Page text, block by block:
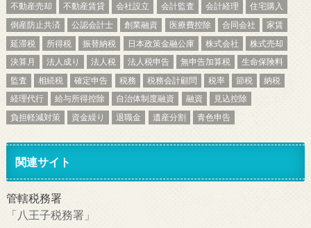
不動産売却
不動産賃貸 会社設立 会計監査 会計経理
住宅購入
倒産防止共済
公認会計士 創業融資 医療費控除 合同会社
家賃
延滞税
所得税 振替納税 日本政策金融公庫 株式会社
株式売却
決算月
法人成り 法人税 法人税申告 無申告加算税
生命保険料
監査
相続税 確定申告 税務 税務会計顧問 税率 節税
納税
経理代行
給与所得控除 自治体制度融資 融資
見込控除
負担軽減対策
資金繰り 退職金 遺産分割 青色申告
関連サイト
管轄税務署
「八王子税務署」